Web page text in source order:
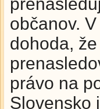
občanov.
dohoda,
právo na
Slovensko